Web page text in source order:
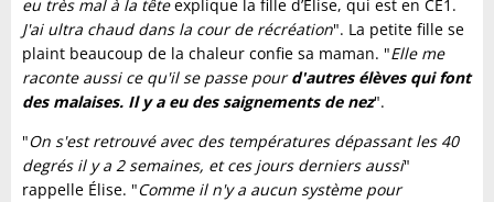
eu très mal à la têteexplique la fille d’Élise, qui est en CE1.
J'ai ultra chaud dans la cour de récréation". La petite fille se
plaint beaucoup de la chaleur confie sa maman. "Elle me
raconte aussi ce qu'il se passe pourd'autres élèves qui font
des malaises. Il y a eu des saignements de nez".
"On s'est retrouvé avec des températures dépassant les 40
degrés il y a 2 semaines, et ces jours derniers aussi"
rappelle Élise. "Comme il n'y a aucun système pour